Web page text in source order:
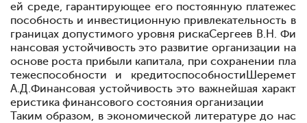
ей среде, гарантирующее его постоянную платежес
пособность и инвестиционную привлекательность в
границах допустимого уровня рискаСергеев В.Н. Фи
нансовая устойчивостьэто развитие организации на
основе роста прибыли капитала, при сохранении пла
тежеспособности и кредитоспособностиШеремет
А.Д.Финансовая устойчивостьэто важнейшая характ
еристика финансового состояния организации
Таким образом, в экономическойлитературе до нас